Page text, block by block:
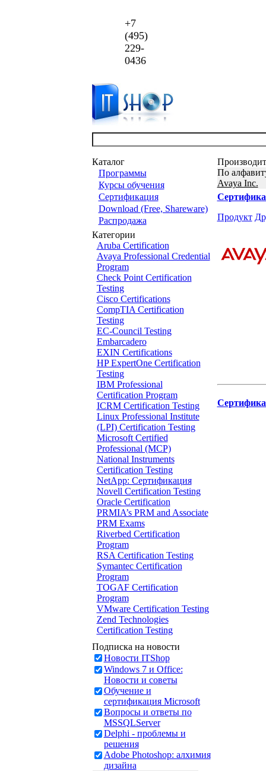
+7
(495)
229-
0436
Каталог
Программы
Курсы обучения
Сертификация
Download (Free, Shareware)
Распродажа
Категории
Aruba Certification
Avaya Professional Credential
Program
Check Point Certification
Testing
Cisco Certifications
CompTIA Certification
Testing
EC-Council Testing
Embarcadero
EXIN Certifications
HP ExpertOne Certification
Testing
IBM Professional
Certification Program
ICRM Certification Testing
Linux Professional Institute
(LPI) Certification Testing
Microsoft Certified
Professional (MCP)
National Instruments
Certification Testing
NetApp: Сертификация
Novell Certification Testing
Oracle Certification
PRMIA’s PRM and Associate
PRM Exams
Riverbed Certification
Program
RSA Certification Testing
Symantec Certification
Program
TOGAF Certification
Program
VMware Certification Testing
Zend Technologies
Certification Testing
Подписка на новости
Новости ITShop
Windows 7 и Office:
Новости и советы
Обучение и
сертификация Microsoft
Вопросы и ответы по
MSSQLServer
Delphi - проблемы и
решения
Adobe Photoshop: алхимия
дизайна
По
Avaya Inc.
Продукт